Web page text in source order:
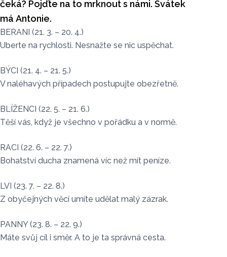
čeká? Pojďte na to mrknout s námi. Svátek
má Antonie.
BERANI (21. 3. – 20. 4.)
Uberte na rychlosti. Nesnažte se nic uspěchat.
BÝCI (21. 4. – 21. 5.)
V naléhavých případech postupujte obezřetně.
BLÍŽENCI (22. 5. – 21. 6.)
Těší vás, když je všechno v pořádku a v normě.
RACI (22. 6. – 22. 7.)
Bohatství ducha znamená víc než mít peníze.
LVI (23. 7. – 22. 8.)
Z obyčejných věcí umíte udělat malý zázrak.
PANNY (23. 8. – 22. 9.)
Máte svůj cíl i směr. A to je ta správná cesta.